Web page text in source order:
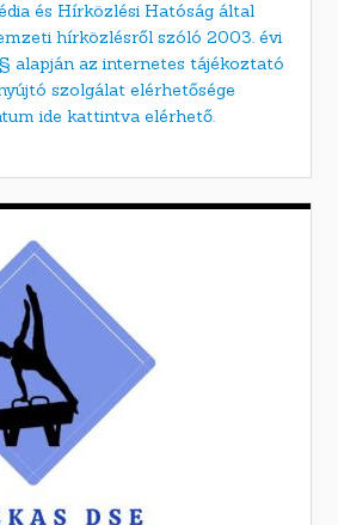
és Hírközlési Hatóság által
hírközlésről szóló 2003. évi
alapján az internetes tájékoztató
szolgálat elérhetősége
ide kattintva elérhető.